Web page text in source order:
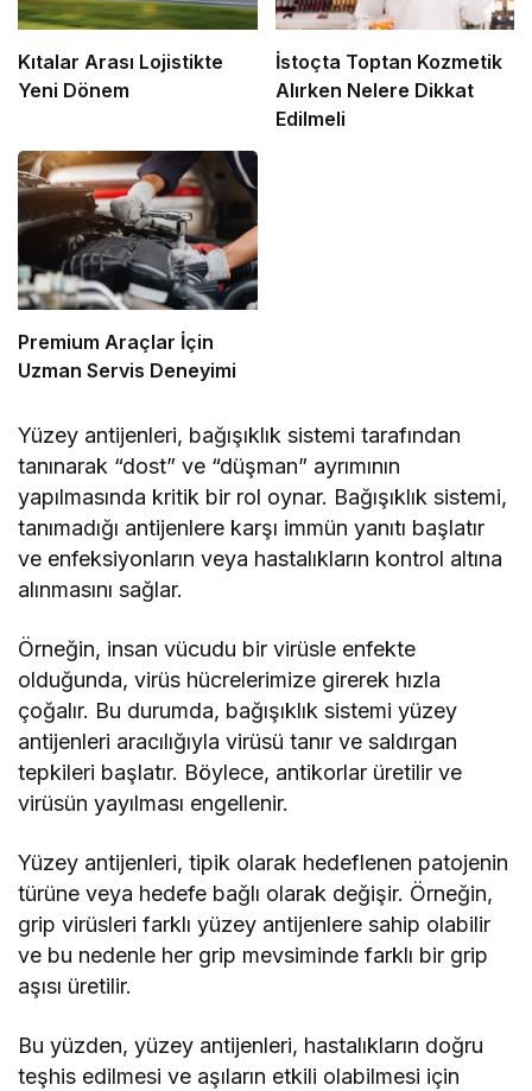
Kıtalar Arası Lojistikte
Yeni Dönem
İstoçta Toptan Kozmetik
Alırken Nelere Dikkat
Edilmeli
Premium Araçlar İçin
Uzman Servis Deneyimi
Yüzey antijenleri, bağışıklık sistemi tarafından
tanınarak “dost” ve “düşman” ayrımının
yapılmasında kritik bir rol oynar. Bağışıklık sistemi,
tanımadığı antijenlere karşı immün yanıtı başlatır
ve enfeksiyonların veya hastalıkların kontrol altına
alınmasını sağlar.
Örneğin, insan vücudu bir virüsle enfekte
olduğunda, virüs hücrelerimize girerek hızla
çoğalır. Bu durumda, bağışıklık sistemi yüzey
antijenleri aracılığıyla virüsü tanır ve saldırgan
tepkileri başlatır. Böylece, antikorlar üretilir ve
virüsün yayılması engellenir.
Yüzey antijenleri, tipik olarak hedeflenen patojenin
türüne veya hedefe bağlı olarak değişir. Örneğin,
grip virüsleri farklı yüzey antijenlere sahip olabilir
ve bu nedenle her grip mevsiminde farklı bir grip
aşısı üretilir.
Bu yüzden, yüzey antijenleri, hastalıkların doğru
teşhis edilmesi ve aşıların etkili olabilmesi için